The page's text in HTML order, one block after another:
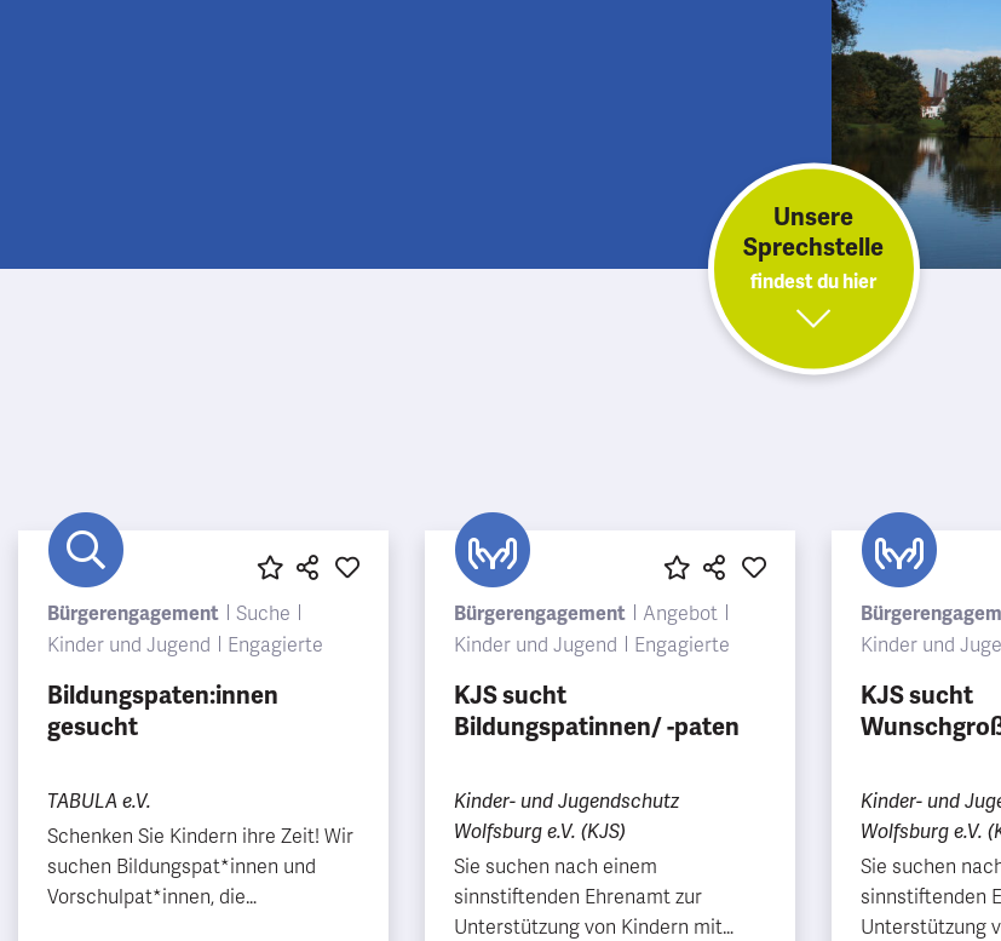
Unsere
Sprechstelle
findest du hier
Bürgerengagement
Suche
Kinder und Jugend
Engagierte
Bildungspaten:innen
gesucht
TABULA e.V.
Schenken Sie Kindern ihre Zeit! Wir
suchen Bildungspat*innen und
Vorschulpat*innen, die
Bürgerengagement
Angebot
Kinder und Jugend
Engagierte
KJS sucht
Bildungspatinnen/ -paten
Kinder- und Jugendschutz
Wolfsburg e.V. (KJS)
Sie suchen nach einem
sinnstiftenden Ehrenamt zur
Unterstützung von Kindern mit
Kinder und
KJS sucht
Kinder- und
Wolfsburg e.V.
Sie suchen
sinnstiftenden
Unterstützung